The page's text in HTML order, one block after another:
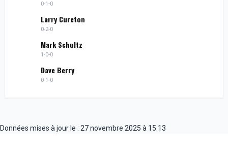
0-1-0
Larry Cureton
0-2-0
Mark Schultz
1-0-0
Dave Berry
0-1-0
Données mises à jour le : 27 novembre 2025 à 15:13